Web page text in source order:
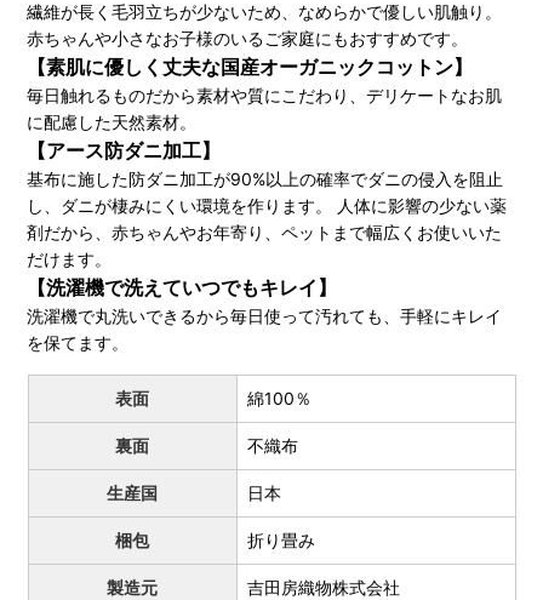
繊維が長く毛羽立ちが少ないため、なめらかで優しい肌触り。
赤ちゃんや小さなお子様のいるご家庭にもおすすめです。
【素肌に優しく丈夫な国産オーガニックコットン】
毎日触れるものだから素材や質にこだわり、デリケートなお肌
に配慮した天然素材。
【アース防ダニ加工】
基布に施した防ダニ加工が90%以上の確率でダニの侵入を阻止
し、ダニが棲みにくい環境を作ります。 人体に影響の少ない薬
剤だから、赤ちゃんやお年寄り、ペットまで幅広くお使いいた
だけます。
【洗濯機で洗えていつでもキレイ】
洗濯機で丸洗いできるから毎日使って汚れても、手軽にキレイ
を保てます。
表面 綿100％
裏面 不織布
生産国 日本
梱包 折り畳み
製造元 吉田房織物株式会社